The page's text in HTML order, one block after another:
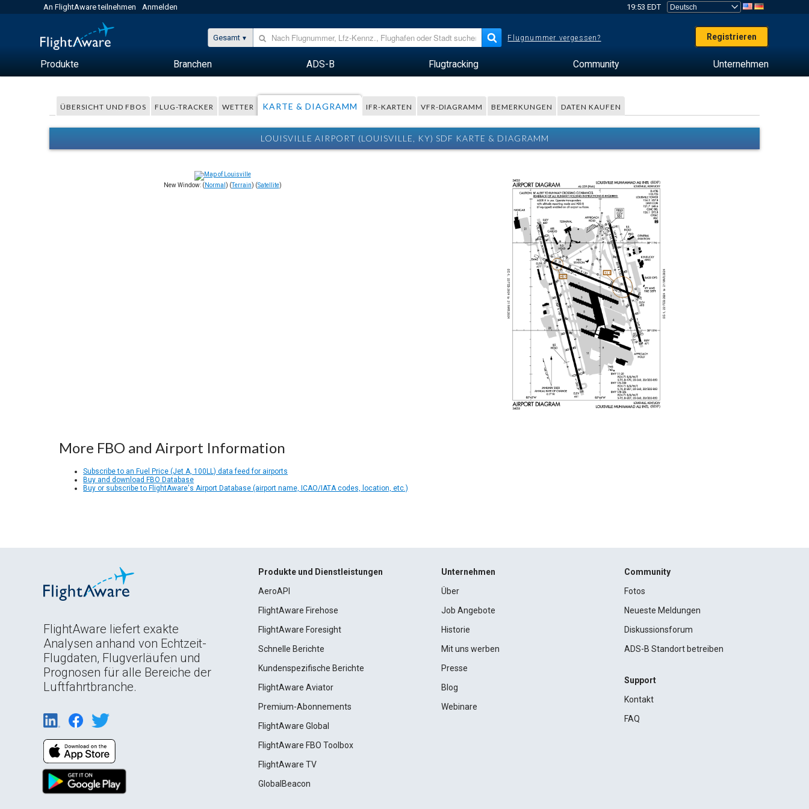
An FlightAware teilnehmen Anmelden 19:53 EDT
Gesamt Flugnummer vergessen? Registrieren
Produkte Branchen ADS-B Flugtracking Community Unternehmen
ÜBERSICHT UND FBOS FLUG-TRACKER WETTER KARTE & DIAGRAMM IFR-KARTEN VFR-DIAGRAMM BEMERKUNGEN DATEN KAUFEN
LOUISVILLE AIRPORT (LOUISVILLE, KY) SDF KARTE & DIAGRAMM
New Window: ( Normal ) (Terrain) (Satellite)
More FBO and Airport Information
Subscribe to an Fuel Price (Jet A, 100LL) data feed for airports
Buy and download FBO Database
Buy or subscribe to FlightAware's Airport Database (airport name, ICAO/IATA codes, location, etc.)
FlightAware liefert exakte
Analysen anhand von Echtzeit-
Flugdaten, Flugverläufen und
Prognosen für alle Bereiche der
Luftfahrtbranche.
Produkte und Dienstleistungen
AeroAPI
FlightAware Firehose
FlightAware Foresight
Schnelle Berichte
Kundenspezifische Berichte
FlightAware Aviator
Premium-Abonnements
FlightAware Global
FlightAware FBO Toolbox
FlightAware TV
GlobalBeacon
Unternehmen
Über
Job Angebote
Historie
Mit uns werben
Presse
Blog
Webinare
Community
Fotos
Neueste Meldungen
Diskussionsforum
ADS-B Standort betreiben
Support
Kontakt
FAQ